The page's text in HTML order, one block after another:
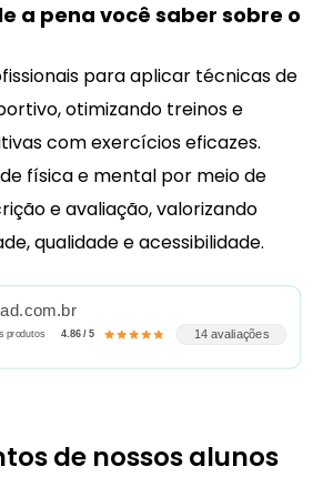
a pena você saber sobre o
para aplicar técnicas de
otimizando treinos e
com exercícios eficazes.
física e mental por meio de
e avaliação, valorizando
qualidade e acessibilidade.
produtos 4.86 / 5 14 avaliações
de nossos alunos